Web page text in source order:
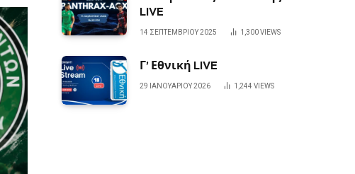
LIVE
14 ΣΕΠΤΕΜΒΡΊΟΥ 2025 1,300VIEWS
Γ’ Εθνική LIVE
29 ΙΑΝΟΥΑΡΊΟΥ 2026 1,244 VIEWS